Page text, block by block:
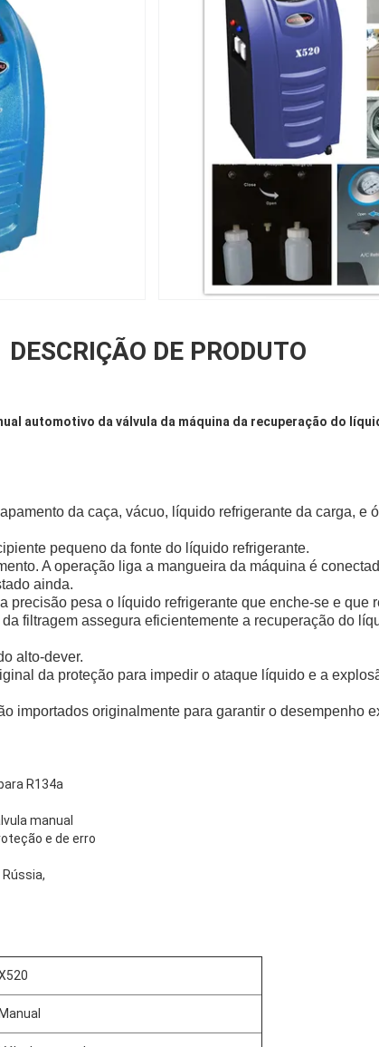
DESCRIÇÃO DE PRODUTO
automotivo da válvula da máquina da recuperação do
da caça, vácuo, líquido refrigerante da carga, e
pequeno da fonte do líquido refrigerante.
A operação liga a mangueira da máquina é
ainda.
precisão pesa o líquido refrigerante que enche-se e que
filtragem assegura eficientemente a recuperação do
alto-dever.
da proteção para impedir o ataque líquido e a
importados originalmente para garantir o desempenho
R134a
manual
e de erro
Manual